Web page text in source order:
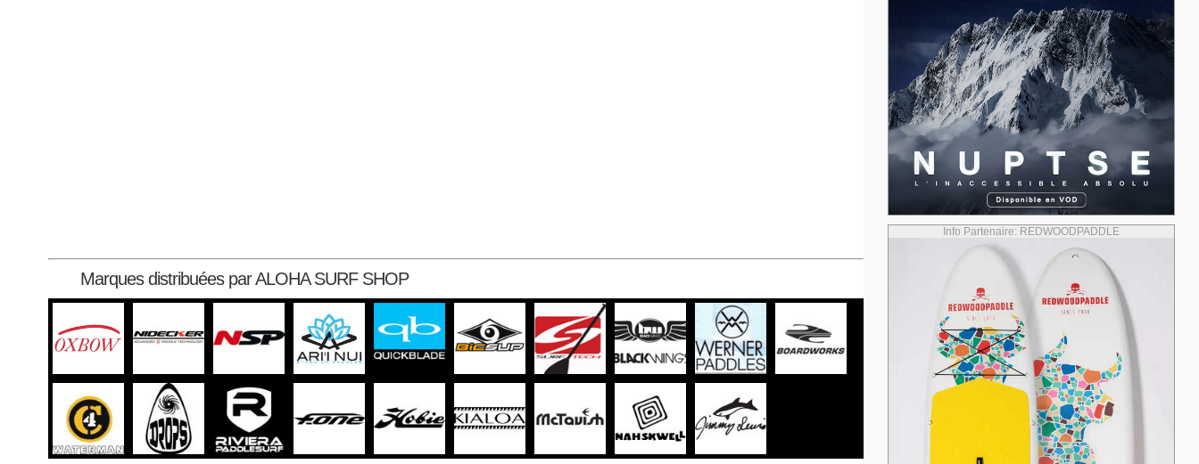
Marques distribuées par ALOHA SURF SHOP
Info Partenaire: REDWOODPADDLE